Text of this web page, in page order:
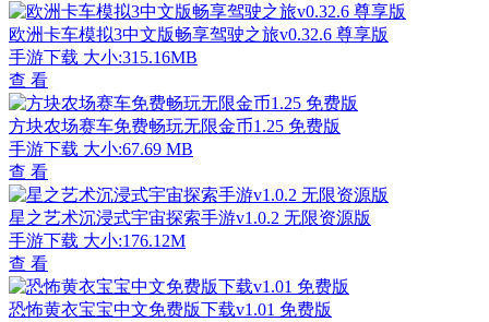
欧洲卡车模拟3中文版畅享驾驶之旅v0.32.6 尊享版
手游下载 大小:315.16MB
查 看
方块农场赛车免费畅玩无限金币1.25 免费版
手游下载 大小:67.69 MB
查 看
星之艺术沉浸式宇宙探索手游v1.0.2 无限资源版
手游下载 大小:176.12M
查 看
恐怖黄衣宝宝中文免费版下载v1.01 免费版